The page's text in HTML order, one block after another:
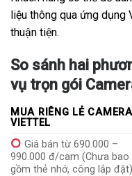
liệu thông qua ứng dụng
thuận tiện.
So sánh hai
vụ trọn gói
MUA RIÊNG LẺ CAMERA
VIETTEL
Giá bán từ 690.000 –
990.000 đ/cam (Chưa bao
gồm thẻ nhớ, công lắp đặt)